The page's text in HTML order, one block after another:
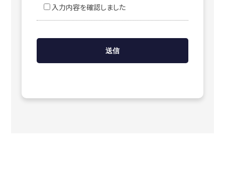
入力内容を確認しました